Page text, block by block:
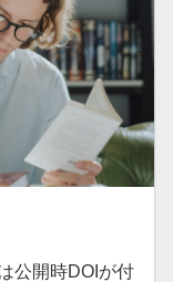
公開時DOIが付